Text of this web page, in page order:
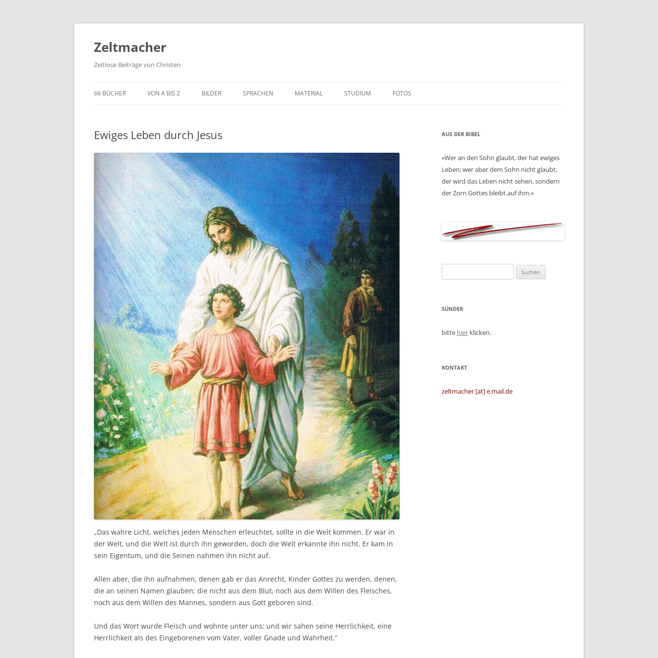
Zum
springen
Zeltmacher
Zeitlose Beiträge von Christen
66 BÜCHER VON A BIS Z BILDER SPRACHEN MATERIAL STUDIUM FOTOS
Ewiges Leben durch Jesus
„Das wahre Licht, welches jeden Menschen erleuchtet, sollte in die Welt kommen. Er war in
der Welt, und die Welt ist durch ihn geworden, doch die Welt erkannte ihn nicht. Er kam in
sein Eigentum, und die Seinen nahmen ihn nicht auf.
Allen aber, die ihn aufnahmen, denen gab er das Anrecht, Kinder Gottes zu werden, denen,
die an seinen Namen glauben; die nicht aus dem Blut, noch aus dem Willen des Fleisches,
noch aus dem Willen des Mannes, sondern aus Gott geboren sind.
Und das Wort wurde Fleisch und wohnte unter uns; und wir sahen seine Herrlichkeit, eine
Herrlichkeit als des Eingeborenen vom Vater, voller Gnade und Wahrheit.“
AUS DER BIBEL
»Wer an den Sohn glaubt, der hat ewiges
Leben; wer aber dem Sohn nicht glaubt,
der wird das Leben nicht sehen, sondern
der Zorn Gottes bleibt auf ihm.«
nach:
SÜNDER
bitte hier klicken.
KONTAKT
zeltmacher [at] e.mail.de